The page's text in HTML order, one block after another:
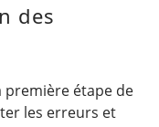
des
première étape de
les erreurs et